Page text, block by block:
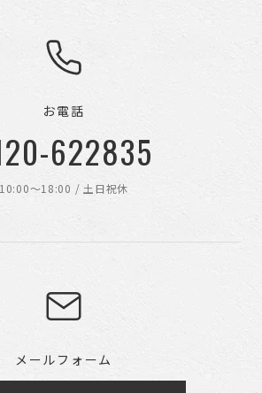
お電話
622835
10:00〜18:00 / 土日祝休
メールフォーム